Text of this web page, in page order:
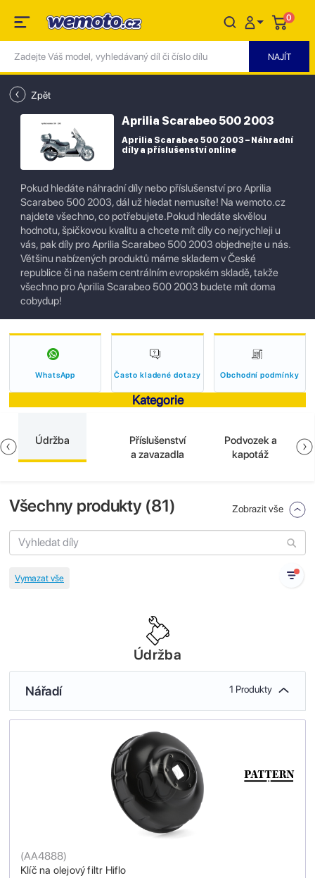
0
Zpět
Aprilia Scarabeo 500 2003
Aprilia Scarabeo 500 2003 – Náhradní
díly a příslušenství online
Pokud hledáte náhradní díly nebo příslušenství pro Aprilia
Scarabeo 500 2003, dál už hledat nemusíte! Na wemoto.cz
najdete všechno, co potřebujete.Pokud hledáte skvělou
hodnotu, špičkovou kvalitu a chcete mít díly co nejrychleji u
vás, pak díly pro Aprilia Scarabeo 500 2003 objednejte u nás.
Většinu nabízených produktů máme skladem v České
republice či na našem centrálním evropském skladě, takže
všechno pro Aprilia Scarabeo 500 2003 budete mít doma
cobydup!
WhatsApp Často kladené dotazy Obchodní podmínky
Kategorie
Údržba
Příslušenství
a zavazadla
Podvozek a
kapotáž
Všechny produkty (81) Zobrazit vše
Údržba
Nářadí 1 Produkty
Klíč na olejový filtr Hiflo
(AA4888)